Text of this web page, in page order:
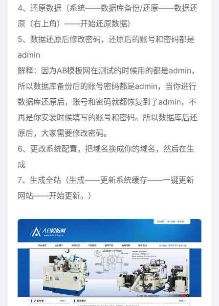
4、还原数据（系统——数据库备份/还原——数据还
原（右上角）——开始还原数据）
5、数据还原后修改密码，还原后的账号和密码都是
admin
解释：因为AB模板网在测试的时候用的都是admin，
所以数据库备份后的账号密码都是admin，当你进行
数据库还原后，账号和密码就都恢复到了admin，不
再是你安装时候填写的账号和密码。所以数据库后还
原后，大家需要修改密码。
6、更改系统配置，把域名换成你的域名，然后在生
成
7、生成全站（生成——更新系统缓存——一键更新
网站——开始更新。）